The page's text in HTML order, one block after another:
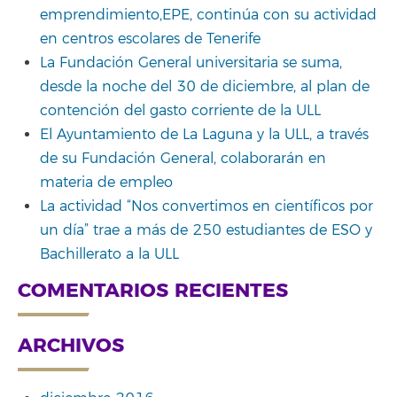
emprendimiento,EPE, continúa con su actividad
en centros escolares de Tenerife
La Fundación General universitaria se suma,
desde la noche del 30 de diciembre, al plan de
contención del gasto corriente de la ULL
El Ayuntamiento de La Laguna y la ULL, a través
de su Fundación General, colaborarán en
materia de empleo
La actividad “Nos convertimos en científicos por
un día” trae a más de 250 estudiantes de ESO y
Bachillerato a la ULL
COMENTARIOS RECIENTES
ARCHIVOS